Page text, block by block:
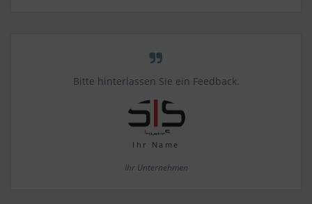
Bitte hinterlassen Sie ein Feedback.
Ihr Name
Ihr Unternehmen